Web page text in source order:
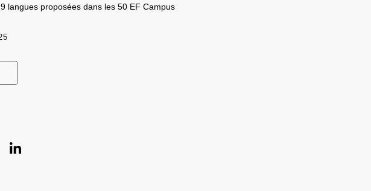
langues proposées dans les 50 EF Campus